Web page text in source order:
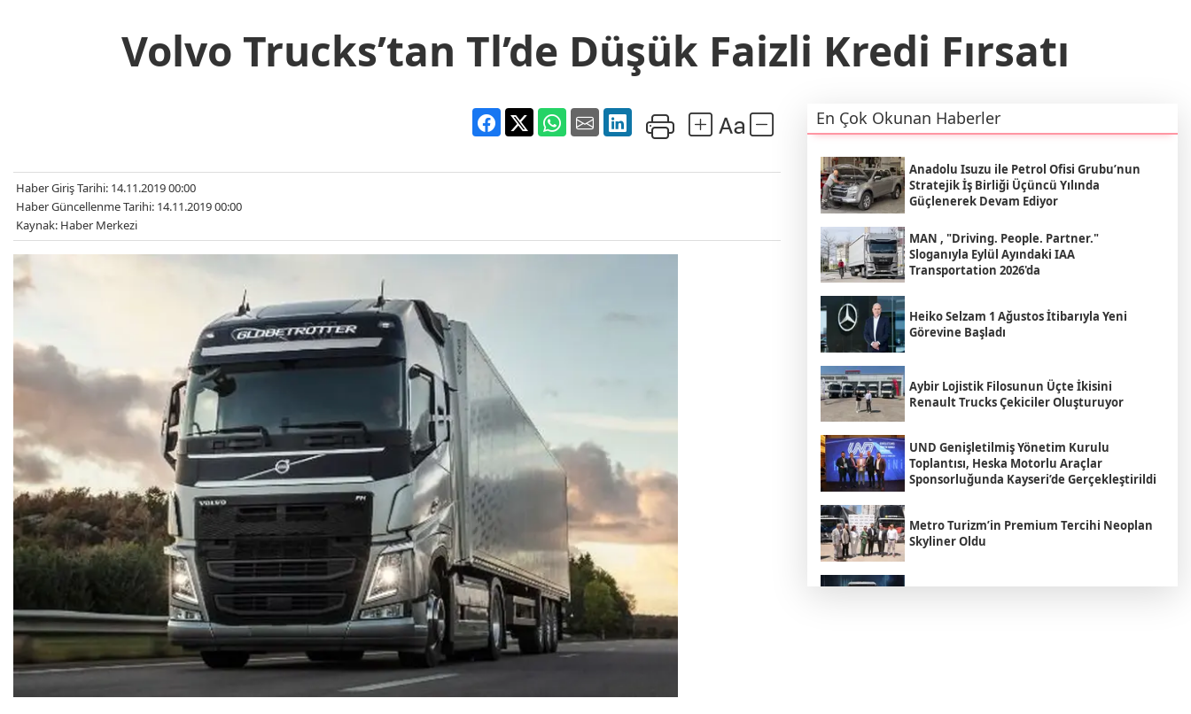
Volvo Trucks’tan Tl’de Düşük Faizli Kredi Fırsatı
Haber Giriş Tarihi: 14.11.2019 00:00
Haber Güncellenme Tarihi: 14.11.2019 00:00
Kaynak: Haber Merkezi
En Çok Okunan Haberler
Anadolu Isuzu ile Petrol Ofisi Grubu’nun
Stratejik İş Birliği Üçüncü Yılında
Güçlenerek Devam Ediyor
MAN , "Driving. People. Partner."
Sloganıyla Eylül Ayındaki IAA
Transportation 2026'da
Heiko Selzam 1 Ağustos İtibarıyla Yeni
Görevine Başladı
Aybir Lojistik Filosunun Üçte İkisini
Renault Trucks Çekiciler Oluşturuyor
UND Genişletilmiş Yönetim Kurulu
Toplantısı, Heska Motorlu Araçlar
Sponsorluğunda Kayseri’de Gerçekleştirildi
Metro Turizm’in Premium Tercihi Neoplan
Skyliner Oldu